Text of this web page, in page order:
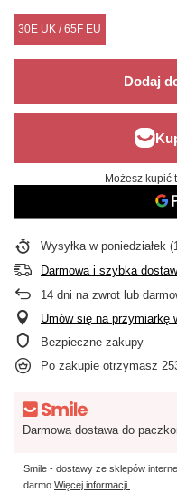
30E UK / 65F EU
Dodaj
Możesz kupić
Wysyłka w poniedziałek
Darmowa i szybka
14 dni na zwrot lub
Umów się na przymiarkę
Bezpieczne zakupy
Po zakupie otrzymasz
Darmowa dostawa do
Smile - dostawy ze sklepów
darmo Więcej informacji.